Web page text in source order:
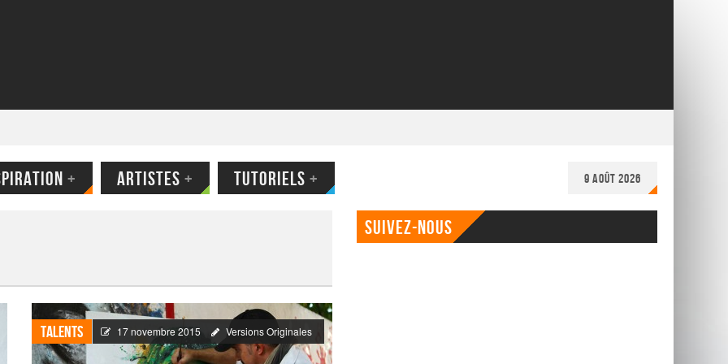
+ ARTISTES + TUTORIELS + 9 août 2026
Talents 17 novembre 2015 Versions Originales
Suivez-nous